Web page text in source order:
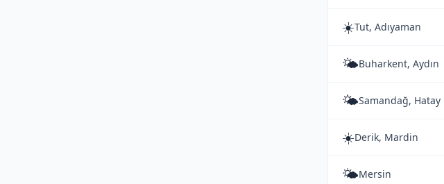
☀️Tut, Adıyaman
🌤️Buharkent, Aydın
🌤️Samandağ, Hatay
☀️Derik, Mardin
🌤️Mersin